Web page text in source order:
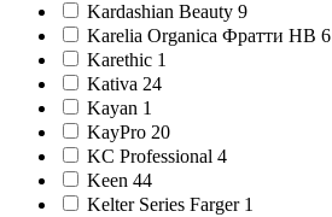
Kardashian Beauty 9
Karelia Organica Фратти НВ 6
Karethic 1
Kativa 24
Kayan 1
KayPro 20
KC Professional 4
Keen 44
Kelter Series Farger 1